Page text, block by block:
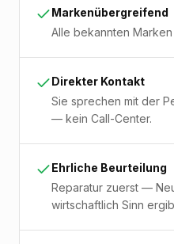
Markenübergreifend
Alle bekannten
Direkter Kontakt
Sie sprechen mit der
— kein Call-Center.
Ehrliche Beurteilung
Reparatur zuerst —
wirtschaftlich Sinn